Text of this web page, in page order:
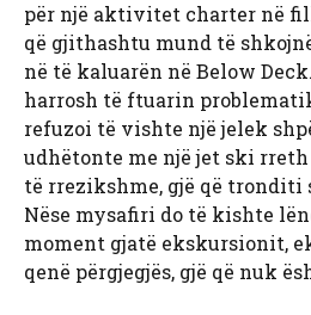
për një aktivitet charter në
që gjithashtu mund të
në të kaluarën në Below
harrosh të ftuarin
refuzoi të vishte një jelek
udhëtonte me një jet ski
të rrezikshme, gjë që tronditi
Nëse mysafiri do të kishte
moment gjatë ekskursionit,
qenë përgjegjës, gjë që nuk